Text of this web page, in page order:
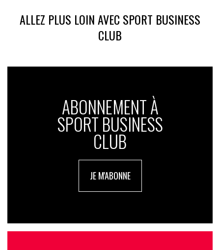
ALLEZ PLUS LOIN AVEC SPORT BUSINESS
CLUB
ABONNEMENT À
SPORT BUSINESS
CLUB
JE M'ABONNE